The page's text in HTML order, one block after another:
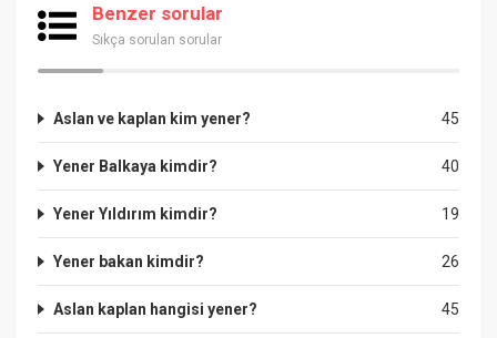
Benzer sorular
Sıkça sorulan sorular
45
Aslan ve kaplan kim yener?
40
Yener Balkaya kimdir?
19
Yener Yıldırım kimdir?
26
Yener bakan kimdir?
45
Aslan kaplan hangisi yener?